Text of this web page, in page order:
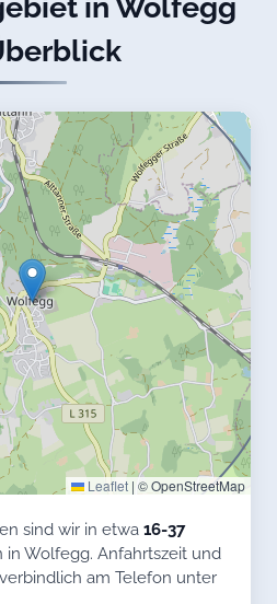
Leaflet | © OpenStreetMap
sind wir in etwa 16-37
in Wolfegg. Anfahrtszeit und
am Telefon unter